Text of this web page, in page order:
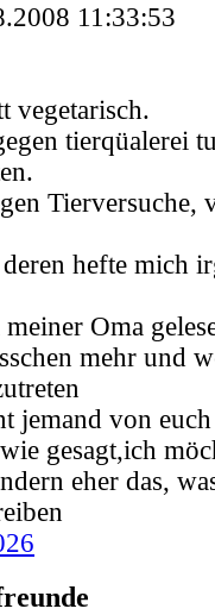
11:33:53
vegetarisch.
tierqüalerei
Tierversuche,
hefte mich
Oma
mehr und
jemand von
gesagt,ich
eher das,